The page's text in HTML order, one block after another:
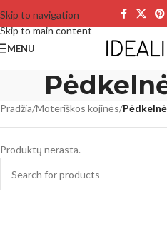
Skip to navigation
Skip to main content
MENU
Pradžia/Moteriškos kojinės/
Produktų nerasta.